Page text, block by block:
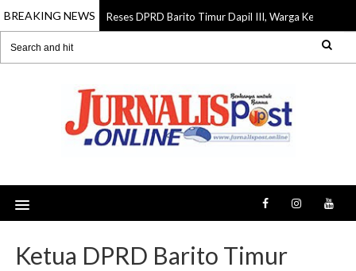
BREAKING NEWS
07 Aug 2026 Reses DPRD Barito Timur Dapil III, Warga Keluhkan
Ketua DPRD Barito Timur